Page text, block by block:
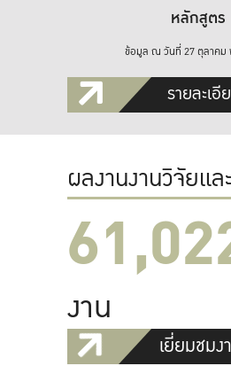
หลักสูตร
ข้อมูล ณ วันที่ 27 ตุลาคม
รายละเ
ผลงานงานวิจัยแ
งาน
เยี่ยมชม